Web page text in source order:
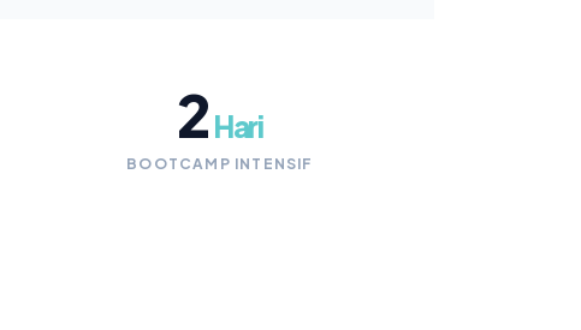
2 Hari
BOOTCAMP INTENSIF